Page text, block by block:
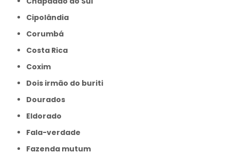
Cipolândia
Corumbá
Costa Rica
Coxim
Dois irmão do buriti
Dourados
Eldorado
Fala-verdade
Fazenda mutum